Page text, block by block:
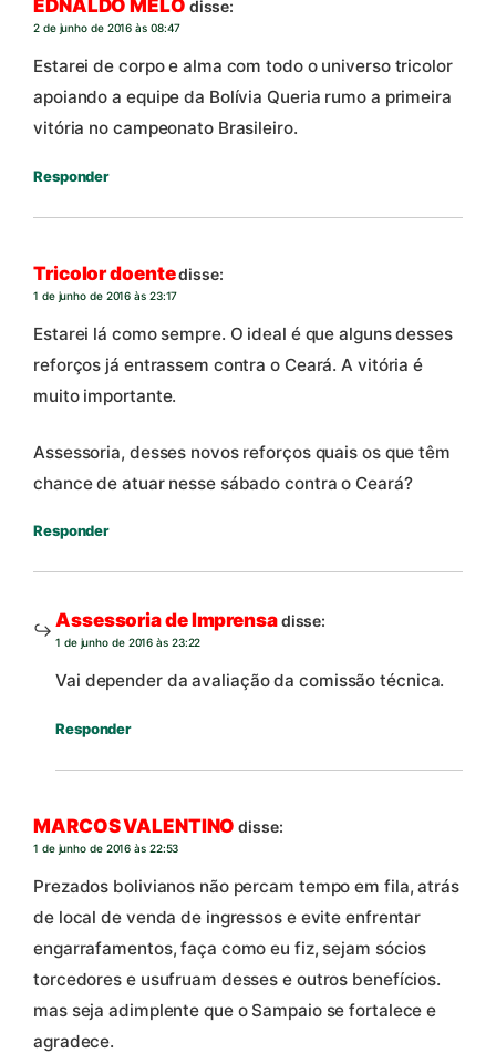
EDNALDO MELO disse:
2 de junho de 2016 às 08:47
Estarei de corpo e alma com todo o universo tricolor
apoiando a equipe da Bolívia Queria rumo a primeira
vitória no campeonato Brasileiro.
Responder
Tricolor doentedisse:
1 de junho de 2016 às 23:17
Estarei lá como sempre. O ideal é que alguns desses
reforços já entrassem contra o Ceará. A vitória é
muito importante.
Assessoria, desses novos reforços quais os que têm
chance de atuar nesse sábado contra o Ceará?
Responder
Assessoria de Imprensadisse:
1 de junho de 2016 às 23:22
Vai depender da avaliação da comissão técnica.
Responder
MARCOS VALENTINO disse:
1 de junho de 2016 às 22:53
Prezados bolivianos não percam tempo em fila, atrás
de local de venda de ingressos e evite enfrentar
engarrafamentos, faça como eu fiz, sejam sócios
torcedores e usufruam desses e outros benefícios.
mas seja adimplente que o Sampaio se fortalece e
agradece.